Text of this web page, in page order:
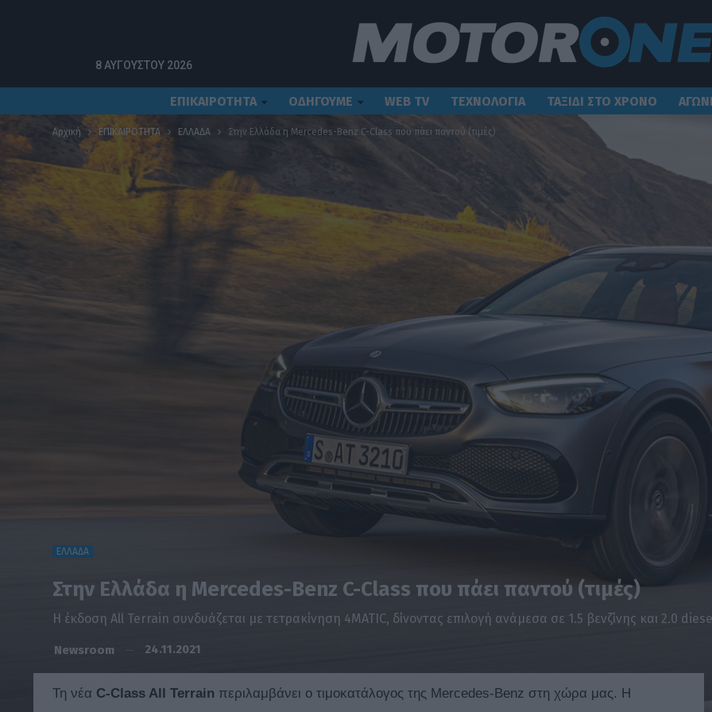
8 ΑΥΓΟΎΣΤΟΥ 2026
ΕΠΙΚΑΙΡΟΤΗΤΑ ΟΔΗΓΟΥΜΕ WEB TV ΤΕΧΝΟΛΟΓΙΑ ΤΑΞΙΔΙ ΣΤΟ ΧΡΟΝΟ
Αρχική ΕΠΙΚΑΙΡΟΤΗΤΑ ΕΛΛΑΔΑ Στην Ελλάδα η Mercedes-Benz C-Class που πάει παντού (τιμές)
ΕΛΛΑΔΑ
Στην Ελλάδα η Mercedes-Benz C-Class που πάει παντού (τιμές)
Η έκδοση All Terrain συνδυάζεται με τετρακίνηση 4MATIC, δίνοντας επιλογή ανάμεσα σε 1.5 βενζίνης και 2.0
Newsroom 24.11.2021
Τη νέα C-Class All Terrain περιλαμβάνει ο τιμοκατάλογος της Mercedes-Benz στη χώρα μας. Η